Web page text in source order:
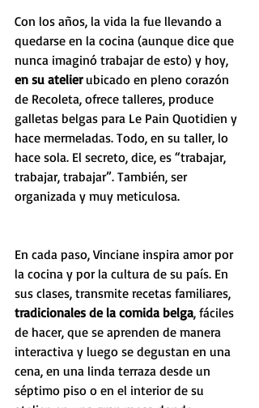
Con los años, la vida la fue llevando a
quedarse en la cocina (aunque dice que
nunca imaginó trabajar de esto) y hoy,
en su atelier ubicado en pleno corazón
de Recoleta, ofrece talleres, produce
galletas belgas para Le Pain Quotidien y
hace mermeladas. Todo, en su taller, lo
hace sola. El secreto, dice, es “trabajar,
trabajar, trabajar”. También, ser
organizada y muy meticulosa.
En cada paso, Vinciane inspira amor por
la cocina y por la cultura de su país. En
sus clases, transmite recetas familiares,
tradicionales de la comida belga, fáciles
de hacer, que se aprenden de manera
interactiva y luego se degustan en una
cena, en una linda terraza desde un
séptimo piso o en el interior de su